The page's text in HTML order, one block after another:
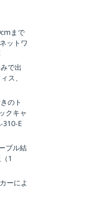
まで
ットワ
で出
ス、
のト
クキャ
310-E
ブル結
1
ーによ